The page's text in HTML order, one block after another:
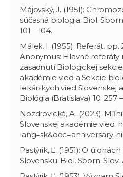
Májovský, J. (1951):
súčasná biologia. Biol.
101 – 104.
Málek, I. (1955): Referát, pp.
Anonymus: Hlavné referáty
zasadnutí Biologickej
akadémie vied a Sekcie
lekárskych vied Slovenskej
Biológia (Bratislava) 10: 257
Nozdrovická, A. (2023):
Slovenskej akadémie vied.
lang=sk&doc=anniversary-
Pastýrik, Ľ. (1951): O
Slovensku. Biol. Sborn. Slov.